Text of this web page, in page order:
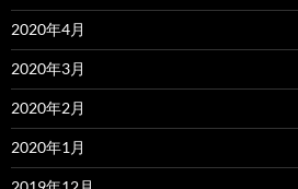
2020年4月
2020年3月
2020年2月
2020年1月